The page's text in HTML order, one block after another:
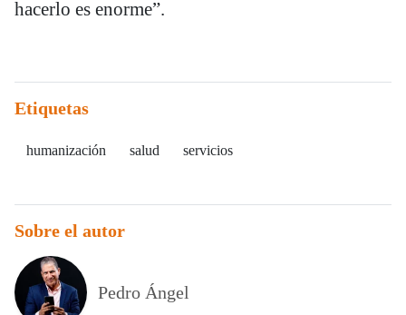
hacerlo es enorme”.
Etiquetas
humanización salud servicios
Sobre el autor
Pedro Ángel